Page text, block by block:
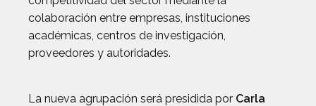
colaboración entre empresas, instituciones
académicas, centros de investigación,
proveedores y autoridades.
La nueva agrupación será presidida por Carla